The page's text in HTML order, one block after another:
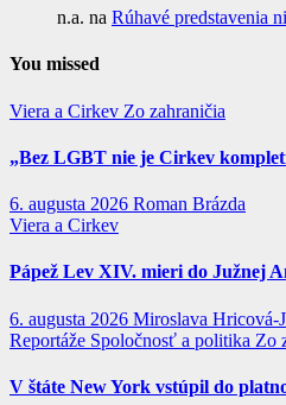
n.a. na Rúhavé predstavenia
You missed
Viera a Cirkev Zo zahraničia
„Bez LGBT nie je Cirkev
6. augusta 2026 Roman Brázda
Viera a Cirkev
Pápež Lev XIV. mieri do Južnej
6. augusta 2026 Miroslava Hricová-
Reportáže Spoločnosť a politika Zo
V štáte New York vstúpil do